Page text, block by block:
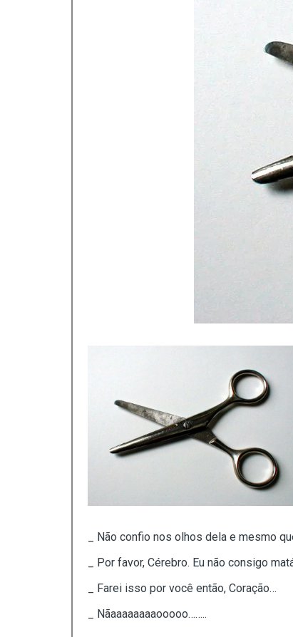
_ Não confio nos olhos dela e mesmo
_ Por favor, Cérebro. Eu não consigo
_ Farei isso por você então, Coração…
_ Nãaaaaaaaaooooo……..